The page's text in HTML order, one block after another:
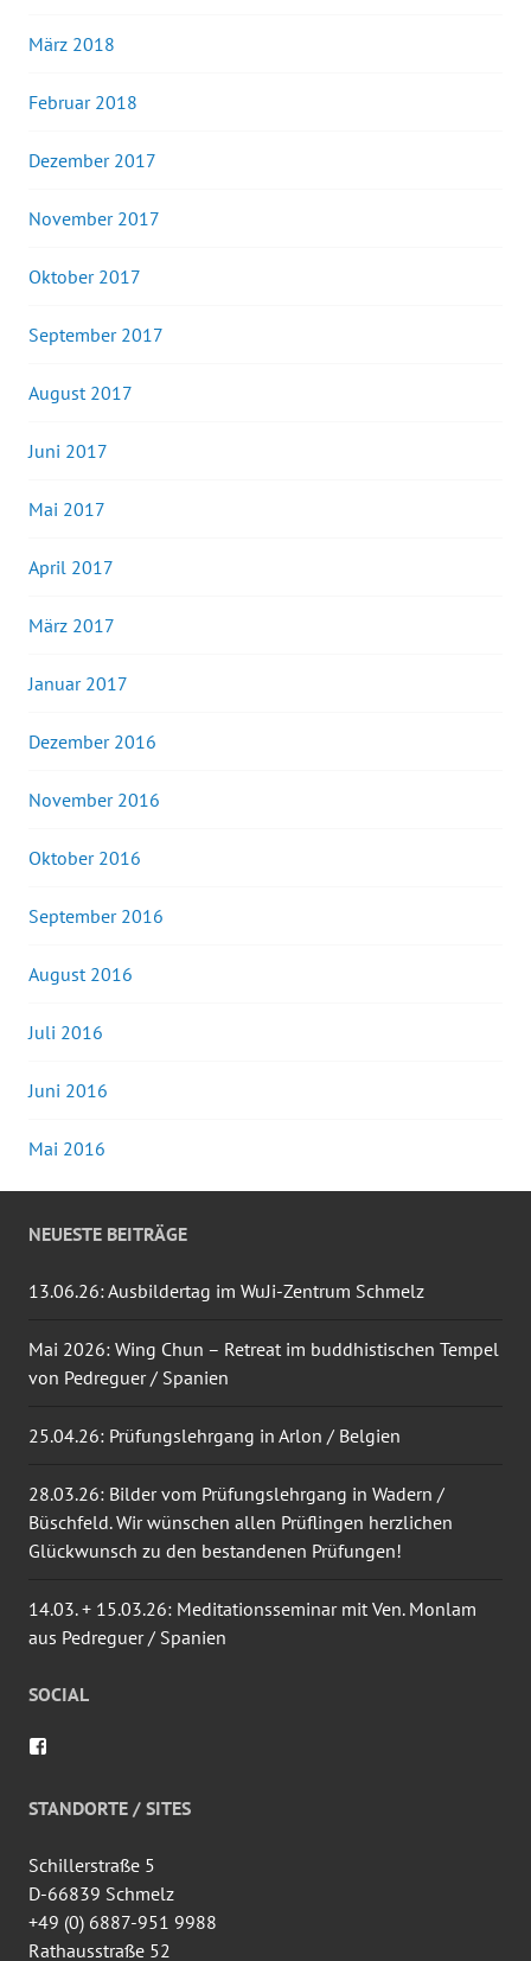
März 2018
Februar 2018
Dezember 2017
November 2017
Oktober 2017
September 2017
August 2017
Juni 2017
Mai 2017
April 2017
März 2017
Januar 2017
Dezember 2016
November 2016
Oktober 2016
September 2016
August 2016
Juli 2016
Juni 2016
Mai 2016
NEUESTE BEITRÄGE
13.06.26: Ausbildertag im WuJi-Zentrum Schmelz
Mai 2026: Wing Chun – Retreat im buddhistischen Tempel
von Pedreguer / Spanien
25.04.26: Prüfungslehrgang in Arlon / Belgien
28.03.26: Bilder vom Prüfungslehrgang in Wadern /
Büschfeld. Wir wünschen allen Prüflingen herzlichen
Glückwunsch zu den bestandenen Prüfungen!
14.03. + 15.03.26: Meditationsseminar mit Ven. Monlam
aus Pedreguer / Spanien
SOCIAL
auf
Facebook
STANDORTE / SITES
Schillerstraße 5
D-66839 Schmelz
+49 (0) 6887-951 9988
Rathausstraße 52